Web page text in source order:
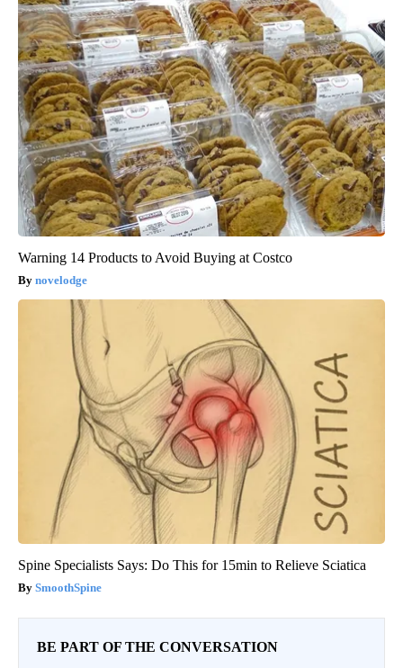
Warning 14 Products to Avoid Buying at Costco
novelodge
Spine Specialists Says: Do This for 15min to Relieve Sciatica
SmoothSpine
BE PART OF THE CONVERSATION